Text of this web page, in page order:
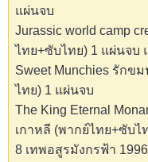
แผ่นจบ
Jurassic world camp
ไทย+ซับไทย) 1 แผ่นจบ
Sweet Munchies รักข
ไทย) 1 แผ่นจบ
The King Eternal
เกาหลี (พากย์ไทย+ซับไ
8 เทพอสูรมังกรฟ้า